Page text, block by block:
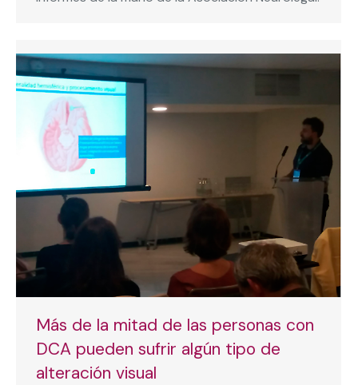
Más de la mitad de las personas con
DCA pueden sufrir algún tipo de
alteración visual